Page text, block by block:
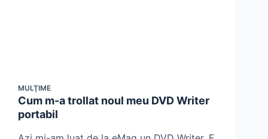
MULŢIME
Cum m-a trollat noul meu DVD Writer
portabil